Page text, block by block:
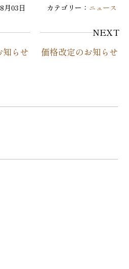
月03日 カテゴリー： ニュース
知らせ
NEXT
価格改定のお知らせ